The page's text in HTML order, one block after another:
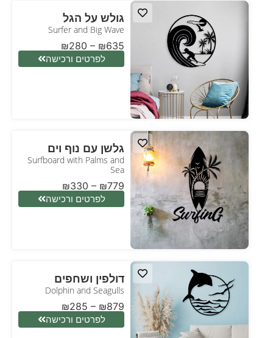
גולש על הגל
Surfer and Big Wave
₪280 – ₪635
לפרטים ורכישה
גלשן עם נוף וים
Surfboard with Palms and
Sea
₪330 – ₪779
לפרטים ורכישה
דולפין ושחפים
Dolphin and Seagulls
₪285 – ₪879
לפרטים ורכישה